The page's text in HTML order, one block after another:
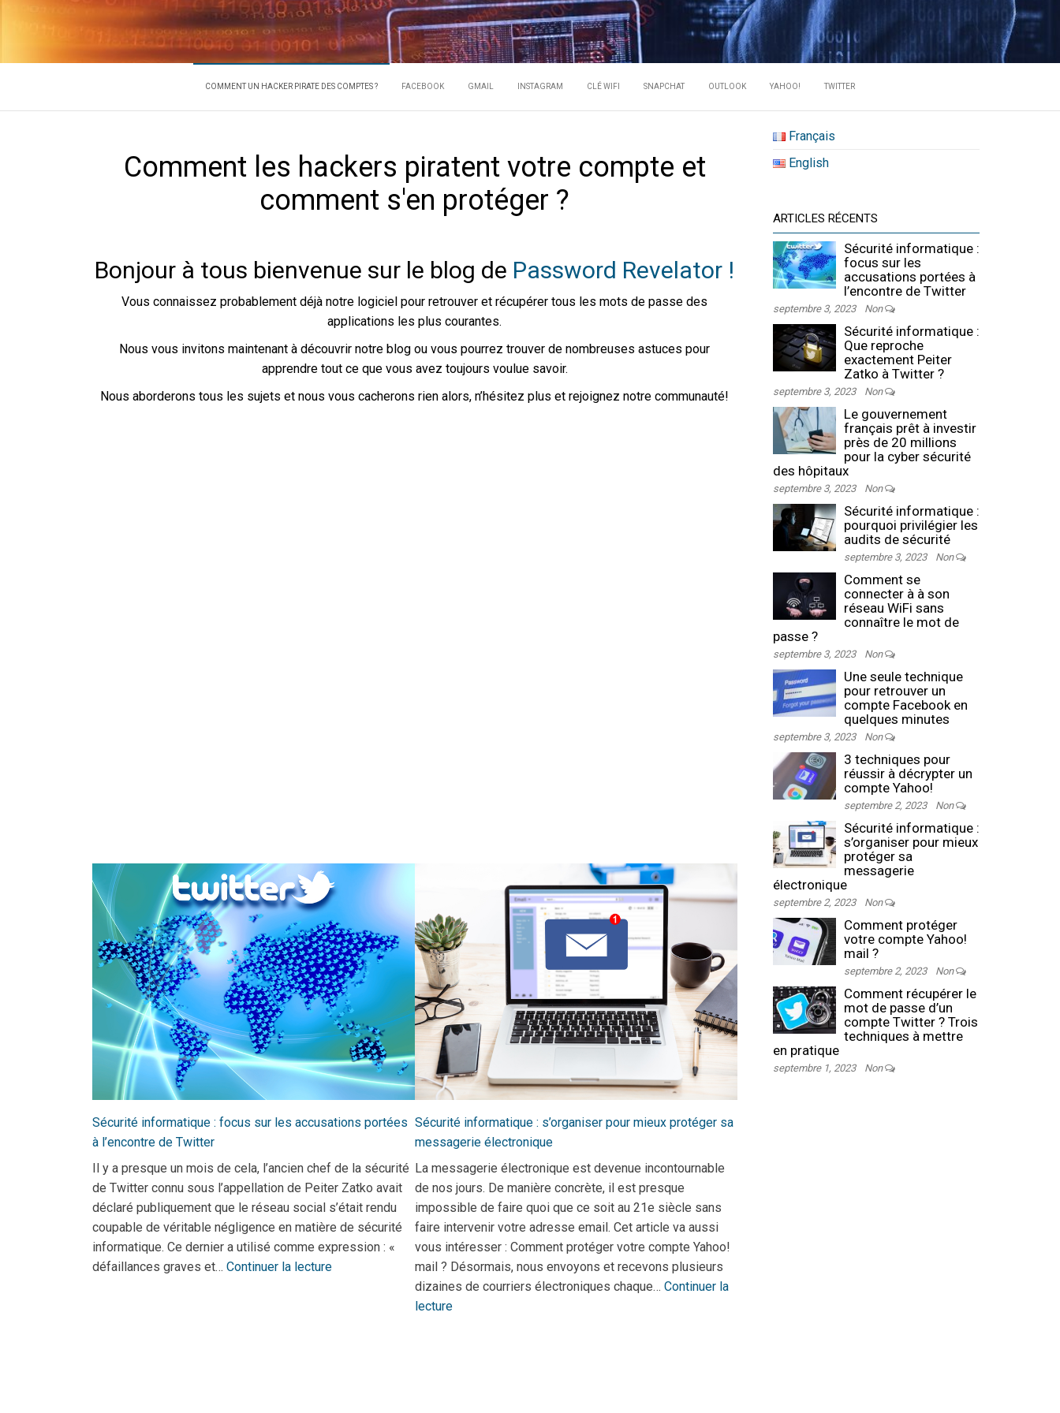
COMMENT UN HACKER PIRATE DES
COMPTES ?
L'expert en récupération de mots de passe des comptes
COMMENT UN HACKER PIRATE DES COMPTES ? FACEBOOK GMAIL INSTAGRAM CLÉ WIFI SNAPCHAT OUTLOOK YAHOO! TWITTER
Comment les hackers piratent votre compte et
comment s'en protéger ?
Bonjour à tous bienvenue sur le blog de Password Revelator !
Vous connaissez probablement déjà notre logiciel pour retrouver et récupérer tous les mots de passe des
applications les plus courantes.
Nous vous invitons maintenant à découvrir notre blog ou vous pourrez trouver de nombreuses astuces pour
apprendre tout ce que vous avez toujours voulue savoir.
Nous aborderons tous les sujets et nous vous cacherons rien alors, n’hésitez plus et rejoignez notre communauté!
Sécurité informatique : focus sur les accusations portées
à l’encontre de Twitter
Il y a presque un mois de cela, l’ancien chef de la sécurité
de Twitter connu sous l’appellation de Peiter Zatko avait
déclaré publiquement que le réseau social s’était rendu
coupable de véritable négligence en matière de sécurité
informatique. Ce dernier a utilisé comme expression : «
défaillances graves et… Continuer la lecture
Sécurité informatique : s’organiser pour mieux protéger sa
messagerie électronique
La messagerie électronique est devenue incontournable
de nos jours. De manière concrète, il est presque
impossible de faire quoi que ce soit au 21e siècle sans
faire intervenir votre adresse email. Cet article va aussi
vous intéresser : Comment protéger votre compte Yahoo!
mail ? Désormais, nous envoyons et recevons plusieurs
dizaines de courriers électroniques chaque… Continuer la
lecture
Français
English
ARTICLES RÉCENTS
Sécurité informatique :
focus sur les
accusations portées à
l’encontre de Twitter
septembre 3, 2023 Non
Sécurité informatique :
Que reproche
exactement Peiter
Zatko à Twitter ?
septembre 3, 2023 Non
Le gouvernement
français prêt à investir
près de 20 millions
pour la cyber sécurité
des hôpitaux
septembre 3, 2023 Non
Sécurité informatique :
pourquoi privilégier les
audits de sécurité
septembre 3, 2023 Non
Comment se
connecter à à son
réseau WiFi sans
connaître le mot de
passe ?
septembre 3, 2023 Non
Une seule technique
pour retrouver un
compte Facebook en
quelques minutes
septembre 3, 2023 Non
3 techniques pour
réussir à décrypter un
compte Yahoo!
septembre 2, 2023 Non
Sécurité informatique :
s’organiser pour mieux
protéger sa
messagerie
électronique
septembre 2, 2023 Non
Comment protéger
votre compte Yahoo!
mail ?
septembre 2, 2023 Non
Comment récupérer le
mot de passe d’un
compte Twitter ? Trois
techniques à mettre
en pratique
septembre 1, 2023 Non